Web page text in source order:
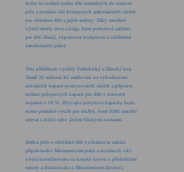
došlo ke snížení počtu dětí umístěných do ústavní
péče a posílení sítě dostupných ambulantních služeb
pro ohrožené děti a jejich rodiny. Díky otevřené
výzvě mohly obce a kraje, které pobytová zařízení
pro děti zřizují, vypracovat komplexní a udržitelné
transformační plány.
Této příležitosti využily Pardubický a Zlínský kraj.
Téměř 20 milionů Kč směřovalo na vyhodnocení
stávajících kapacit poskytovatelů služeb a přípravu
snížení pobytových kapacit pro děti v ústavech
nejméně o 50 %. Zbývající pobytové kapacity bude
nutné primárně využít pro služby, které dítěti umožní
setrvat s rodiči nebo jinými blízkými osobami.
Změna péče o ohrožené děti vycházela ze zadání
připraveného Ministerstvem práce a sociálních věcí
a byla koordinována na krajské úrovni s příslušnými
rezorty a diskutována s Ministerstvem školství,